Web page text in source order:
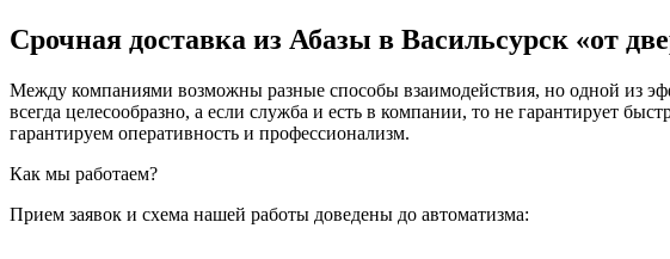
Срочная доставка из Абазы в Васильсурск «от
Между компаниями возможны разные способы взаимодействия, но одной из
всегда целесообразно, а если служба и есть в компании, то не гарантирует
гарантируем оперативность и профессионализм.
Как мы работаем?
Прием заявок и схема нашей работы доведены до автоматизма: